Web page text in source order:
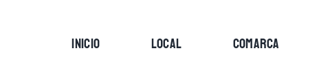
INICIO LOCAL COMARCA